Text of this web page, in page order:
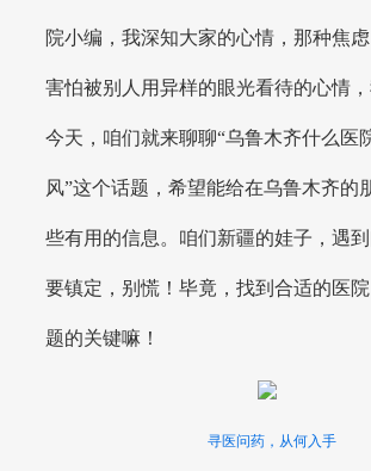
院小编，我深知大家的心情，那种焦
害怕被别人用异样的眼光看待的心情，
今天，咱们就来聊聊“乌鲁木齐什么医
风”这个话题，希望能给在乌鲁木齐的
些有用的信息。咱们新疆的娃子，遇
要镇定，别慌！毕竟，找到合适的医
题的关键嘛！
寻医问药，从何入手